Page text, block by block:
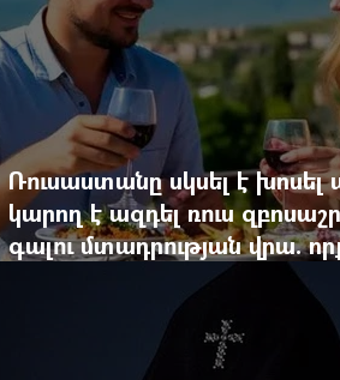
Ռուսաստանը սկսել է խոսել
կարող է ազդել ռուս
գալու մտադրության վրա.
խորանալ հայ-ռուսական